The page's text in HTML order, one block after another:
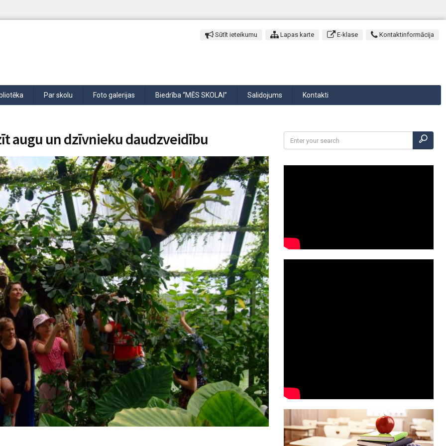
Sūtīt ieteikumu Lapas karte E-klase Kontaktinformācija
Par skolu Foto galerijas Biedrība “MĒS SKOLAI” Salidojums Kontakti
augu un dzīvnieku daudzveidību